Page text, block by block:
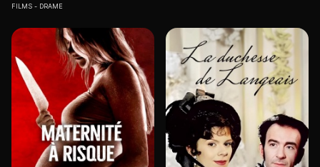
FILMS DRAME